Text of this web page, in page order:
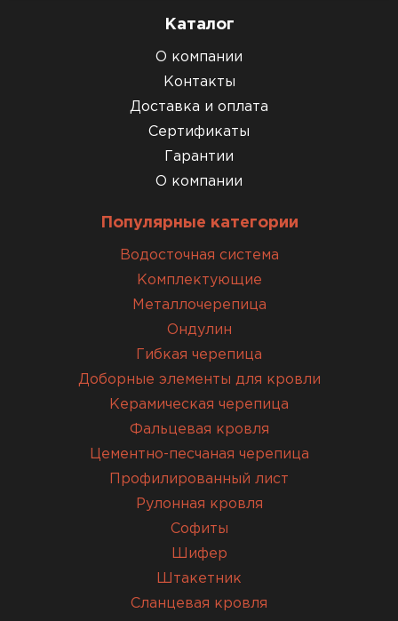
Каталог
О компании
Контакты
Доставка и оплата
Сертификаты
Гарантии
О компании
Популярные категории
Водосточная система
Комплектующие
Металлочерепица
Ондулин
Гибкая черепица
Доборные элементы для кровли
Керамическая черепица
Фальцевая кровля
Цементно-песчаная черепица
Профилированный лист
Рулонная кровля
Софиты
Шифер
Штакетник
Сланцевая кровля